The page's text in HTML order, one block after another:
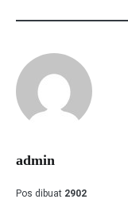
admin
Pos dibuat 2902